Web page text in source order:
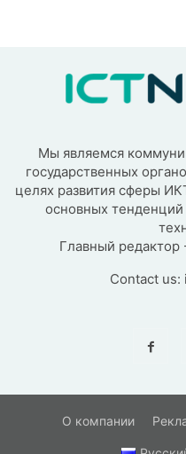
Мы являемся
государственных
целях развития сферы
основных
Главный редактор
Contact us:
О компании